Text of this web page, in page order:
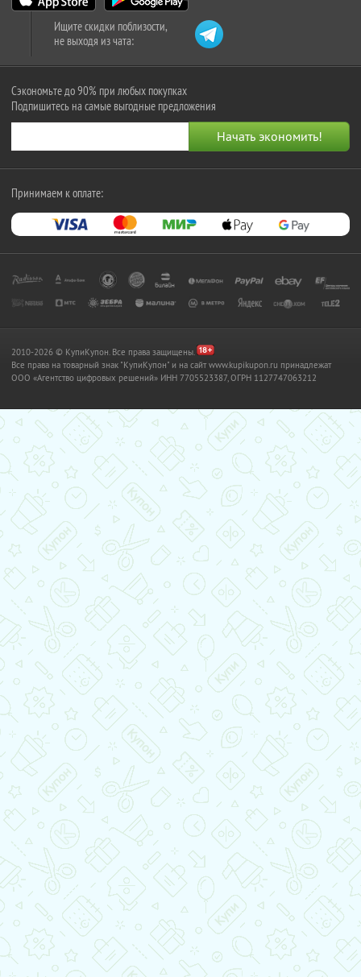
Ищите скидки поблизости,
не выходя из чата:
Сэкономьте до 90% при любых покупках
Подпишитесь на самые выгодные предложения
Принимаем к оплате:
2010-2026 © КупиКупон. Все права защищены.
Все права на товарный знак "КупиКупон" и на сайт www.kupikupon.ru принадлежат
OOO «Агентство цифровых решений» ИНН 7705523387, ОГРН 1127747063212